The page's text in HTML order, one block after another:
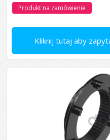
Kliknij tutaj aby
Produkt na zamówienie